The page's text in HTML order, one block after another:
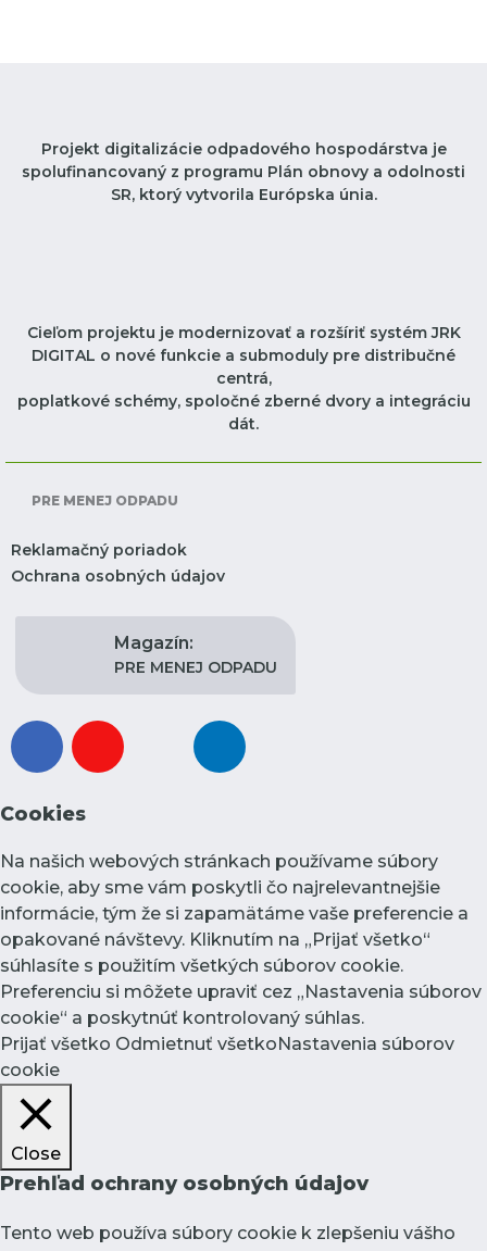
Projekt digitalizácie odpadového hospodárstva je
spolufinancovaný z programu Plán obnovy a odolnosti
SR, ktorý vytvorila Európska únia.
Cieľom projektu je modernizovať a rozšíriť systém JRK
DIGITAL o nové funkcie a submoduly pre distribučné
centrá,
poplatkové schémy, spoločné zberné dvory a integráciu
dát.
PRE MENEJ ODPADU
Reklamačný poriadok
Ochrana osobných údajov
Magazín:
PRE MENEJ ODPADU
facebookyoutube instagramlinkedin
Cookies
Na našich webových stránkach používame súbory
cookie, aby sme vám poskytli čo najrelevantnejšie
informácie, tým že si zapamätáme vaše preferencie a
opakované návštevy. Kliknutím na „Prijať všetko“
súhlasíte s použitím všetkých súborov cookie.
Preferenciu si môžete upraviť cez „Nastavenia súborov
cookie“ a poskytnúť kontrolovaný súhlas.
Prijať všetko Odmietnuť všetko Nastavenia súborov
cookie
Close
Prehľad ochrany osobných údajov
Tento web používa súbory cookie k zlepšeniu vášho